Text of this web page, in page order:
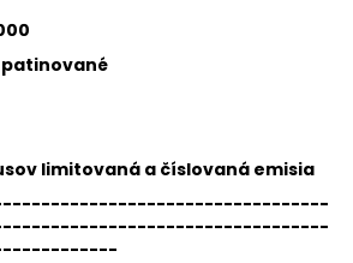
patinované
limitovaná a číslovaná emisia